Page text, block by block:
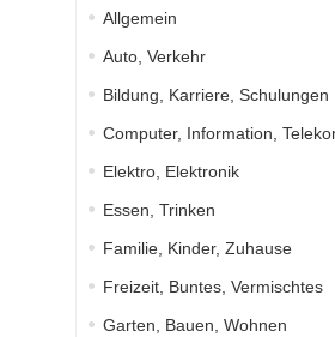
Allgemein
Auto, Verkehr
Bildung, Karriere, Schulungen
Computer, Information,
Elektro, Elektronik
Essen, Trinken
Familie, Kinder, Zuhause
Freizeit, Buntes, Vermischtes
Garten, Bauen, Wohnen